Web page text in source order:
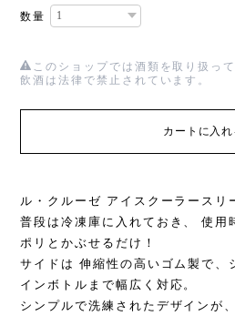
数量
このショップでは酒類を取り扱っ
飲酒は法律で禁止されています。
カートに入れ
ル・クルーゼ アイスクーラースリ
普段は冷凍庫に入れておき、 使用
ポリとかぶせるだけ！
サイドは 伸縮性の高いゴム製で、
インボトルまで幅広く対応。
シンプルで洗練されたデザインが